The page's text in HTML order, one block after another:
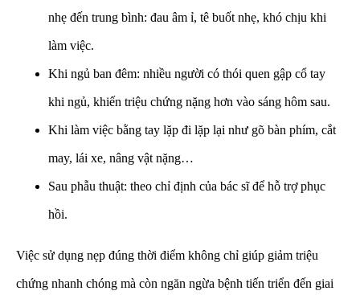
nhẹ đến trung bình: đau âm ỉ, tê buốt nhẹ, khó chịu khi
làm việc.
Khi ngủ ban đêm: nhiều người có thói quen gập cổ tay
khi ngủ, khiến triệu chứng nặng hơn vào sáng hôm sau.
Khi làm việc bằng tay lặp đi lặp lại như gõ bàn phím, cắt
may, lái xe, nâng vật nặng…
Sau phẫu thuật: theo chỉ định của bác sĩ để hỗ trợ phục
hồi.
Việc sử dụng nẹp đúng thời điểm không chỉ giúp giảm triệu
chứng nhanh chóng mà còn ngăn ngừa bệnh tiến triển đến giai